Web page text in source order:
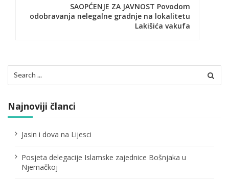
i
j
a
a
SAOPĆENJE ZA JAVNOST Povodom
odobravanja nelegalne gradnje na lokalitetu
Lakišića vakufa
for:
Najnoviji članci
Jasin i dova na Lijesci
Posjeta delegacije Islamske zajednice Bošnjaka u
Njemačkoj